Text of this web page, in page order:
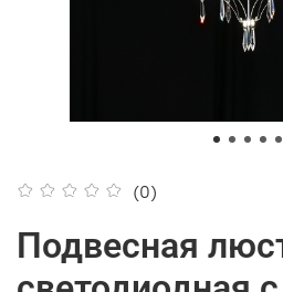
(0)
Подвесная